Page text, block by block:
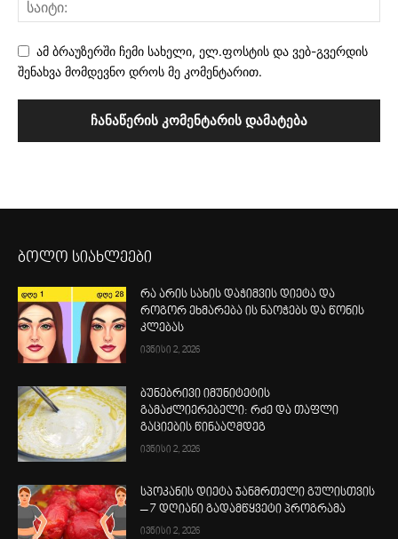
ამ ბრაუზერში ჩემი სახელი, ელ.ფოსტის და ვებ-გვერდის
შენახვა მომდევნო დროს მე კომენტარით.
ბოლო სიახლეები
რა არის სახის დაჭიმვის დიეტა და
როგორ ეხმარება ის ნაოჭებს და წონის
კლებას
ივნისი 2, 2026
ბუნებრივი იმუნიტეტის
გამაძლიერებელი: რძე და თაფლი
გაციების წინააღმდეგ
ივნისი 2, 2026
სპოკანის დიეტა ჯანმრთელი გულისთვის
– 7 დღიანი გადამწყვეტი პროგრამა
ივნისი 2, 2026